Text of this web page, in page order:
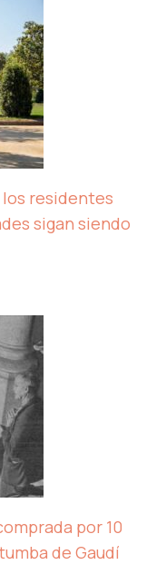
los residentes
sigan siendo
por 10
de Gaudí